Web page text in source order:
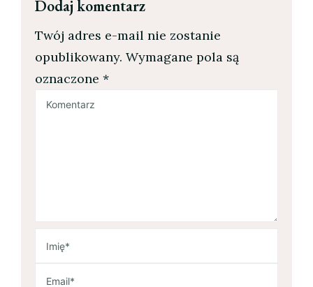
Dodaj komentarz
Twój adres e-mail nie zostanie
opublikowany. Wymagane pola są
oznaczone *